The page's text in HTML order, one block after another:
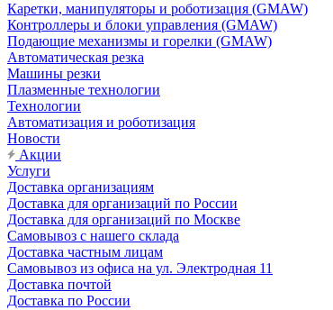
Каретки, манипуляторы и роботизация (GMAW)
Контроллеры и блоки управления (GMAW)
Подающие механизмы и горелки (GMAW)
Автоматическая резка
Машины резки
Плазменные технологии
Технологии
Автоматизация и роботизация
Новости
Акции
Услуги
Доставка организациям
Доставка для организаций по России
Доставка для организаций по Москве
Самовывоз с нашего склада
Доставка частным лицам
Самовывоз из офиса на ул. Электродная 11
Доставка почтой
Доставка по России